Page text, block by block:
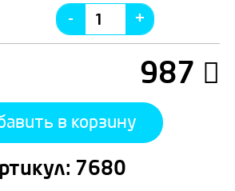
987
в корзину
7680